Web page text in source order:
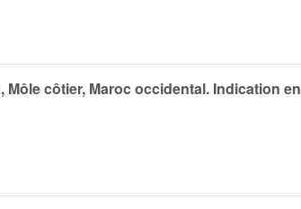
côtier, Maroc occidental. Indication en